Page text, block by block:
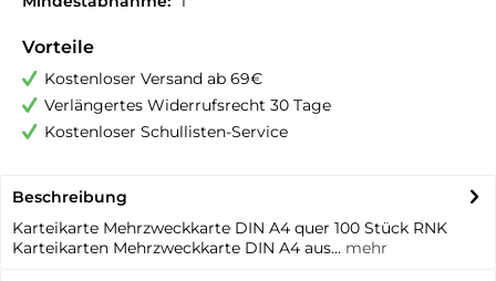
Vorteile
Kostenloser Versand ab 69€
Verlängertes Widerrufsrecht 30 Tage
Kostenloser Schullisten-Service
Beschreibung
Karteikarte Mehrzweckkarte DIN A4 quer 100 Stück RNK
Karteikarten Mehrzweckkarte DIN A4 aus... mehr